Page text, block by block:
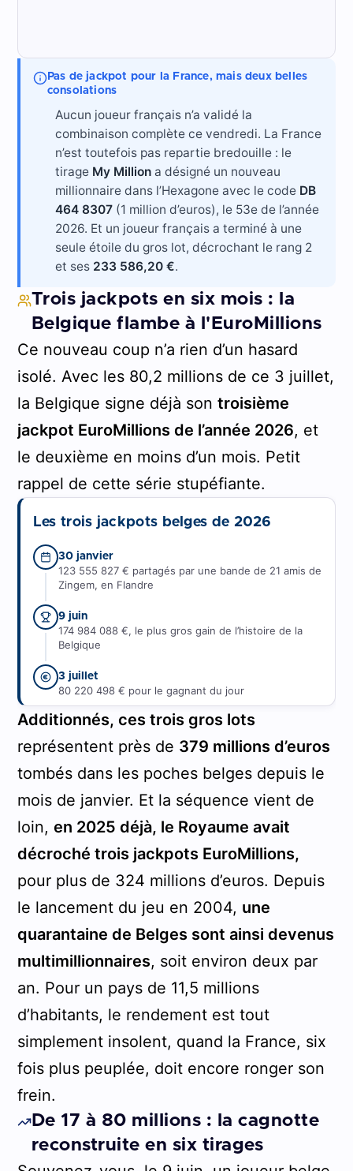
Pas de jackpot pour la France, mais deux belles
consolations
Aucun joueur français n’a validé la
combinaison complète ce vendredi. La France
n’est toutefois pas repartie bredouille : le
tirage My Milliona désigné un nouveau
millionnaire dans l’Hexagone avec le code DB
464 8307(1 million d’euros), le 53e de l’année
2026. Et un joueur français a terminé à une
seule étoile du gros lot, décrochant le rang 2
et ses 233 586,20 €.
Trois jackpots en six mois : la
Belgique flambe à l'EuroMillions
Ce nouveau coup n’a rien d’un hasard
isolé. Avec les 80,2 millions de ce 3 juillet,
la Belgique signe déjà son troisième
jackpot EuroMillions de l’année 2026, et
le deuxième en moins d’un mois. Petit
rappel de cette série stupéfiante.
Les trois jackpots belges de 2026
30 janvier
123 555 827 € partagés par une bande de 21 amis de
Zingem, en Flandre
9 juin
174 984 088 €, le plus gros gain de l’histoire de la
Belgique
3 juillet
80 220 498 € pour le gagnant du jour
Additionnés, ces trois gros lots
représentent près de 379 millions d’euros
tombés dans les poches belges depuis le
mois de janvier. Et la séquence vient de
loin, en 2025 déjà, le Royaume avait
décroché trois jackpots EuroMillions,
pour plus de 324 millions d’euros. Depuis
le lancement du jeu en 2004, une
quarantaine de Belges sont ainsi devenus
multimillionnaires, soit environ deux par
an. Pour un pays de 11,5 millions
d’habitants, le rendement est tout
simplement insolent, quand la France, six
fois plus peuplée, doit encore ronger son
frein.
De 17 à 80 millions : la cagnotte
reconstruite en six tirages